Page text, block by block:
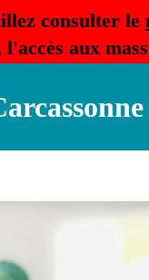
consulter le
l'accès aux